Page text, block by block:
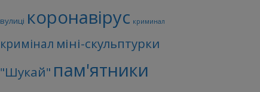
вулиці коронавірус криминал
кримінал міні-скульптурки
"Шукай" пам'ятники